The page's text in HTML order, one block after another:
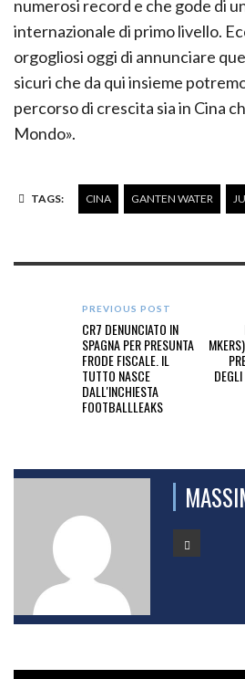
numerosi record e che gode di
internazionale di primo livello.
orgogliosi oggi di annunciare
sicuri che da qui insieme
percorso di crescita sia in Cina
Mondo».
TAGS: CINA GANTEN WATER
PREVIOUS POST
CR7 DENUNCIATO IN
SPAGNA PER PRESUNTA
FRODE FISCALE. IL
TUTTO NASCE
DALL'INCHIESTA
FOOTBALLLEAKS